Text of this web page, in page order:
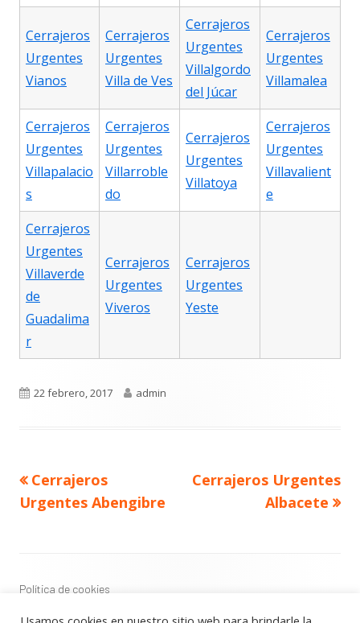
Cerrajeros
Urgentes
Vianos
Cerrajeros
Urgentes
Villa de Ves
Cerrajeros
Urgentes
Villalgordo
del Júcar
Cerrajeros
Urgentes
Villamalea
Cerrajeros
Urgentes
Villapalacio
s
Cerrajeros
Urgentes
Villarroble
do
Cerrajeros
Urgentes
Villatoya
Cerrajeros
Urgentes
Villavalient
e
Cerrajeros
Urgentes
Villaverde
de
Guadalima
r
Cerrajeros
Urgentes
Viveros
Cerrajeros
Urgentes
Yeste
Publicado
22 febrero, 2017 Autor
admin
Navegación
de
entradas
Artículo
anterior
Cerrajeros
Urgentes Abengibre
Artículo
Cerrajeros Urgentes
Albacete
Footer
Política de cookies